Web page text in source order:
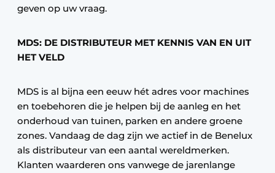
geven op uw vraag.
MDS: DE DISTRIBUTEUR MET KENNIS VAN EN UIT
HET VELD
MDS is al bijna een eeuw hét adres voor machines
en toebehoren die je helpen bij de aanleg en het
onderhoud van tuinen, parken en andere groene
zones. Vandaag de dag zijn we actief in de Benelux
als distributeur van een aantal wereldmerken.
Klanten waarderen ons vanwege de jarenlange